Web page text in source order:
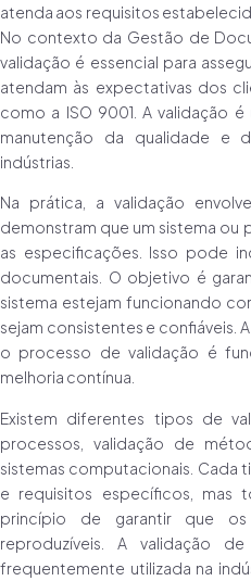
atenda aos requisitos
No contexto da Gestão de
validação é essencial para
atendam às expectativas dos
como a ISO 9001. A validação
manutenção da qualidade e
indústrias.
Na prática, a validação
demonstram que um sistema
as especificações. Isso pode
documentais. O objetivo é
sistema estejam funcionando
sejam consistentes e confiáveis.
o processo de validação é
melhoria contínua.
Existem diferentes tipos de
processos, validação de
sistemas computacionais. Cada
e requisitos específicos, mas
princípio de garantir que
reproduzíveis. A validação
frequentemente utilizada na